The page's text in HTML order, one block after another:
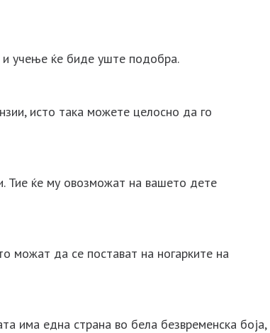
и учење ќе биде уште подобра.
исто така можете целосно да го
Тие ќе му овозможат на вашето дете
можат да се постават на ногарките на
има една страна во бела безвременска боја,